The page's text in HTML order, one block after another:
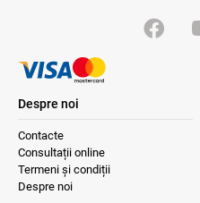
Despre noi
Contacte
Consultații online
Termeni și condiții
Despre noi